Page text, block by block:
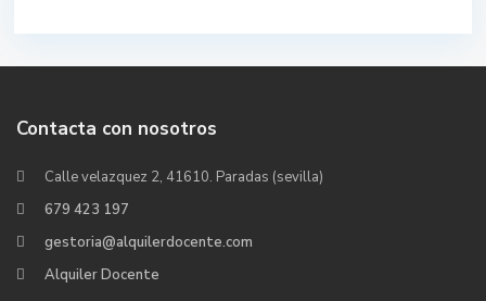
Contacta con nosotros
Calle velazquez 2, 41610. Paradas (sevilla)
679 423 197
gestoria@alquilerdocente.com
Alquiler Docente